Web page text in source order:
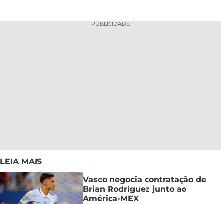
PUBLICIDADE
LEIA MAIS
Vasco negocia contratação de
Brian Rodríguez junto ao
América-MEX